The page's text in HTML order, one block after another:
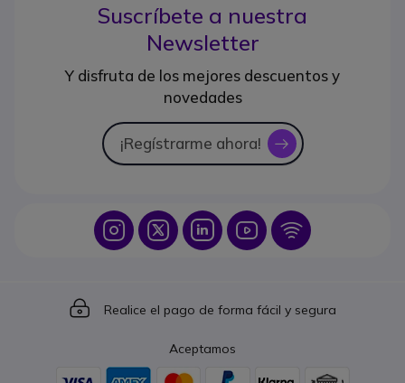
Suscríbete a nuestra
Newsletter
Y disfruta de los mejores descuentos y
novedades
¡Regístrarme ahora! icon
Icon IconIcon Icon Icon
Icon
Realice el pago de forma fácil y segura
Aceptamos